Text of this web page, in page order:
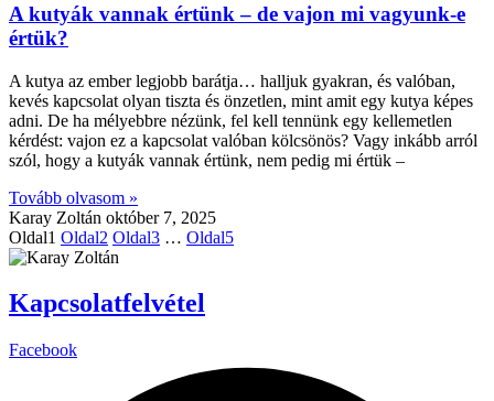
A kutyák vannak értünk – de vajon mi vagyunk-e
értük?
A kutya az ember legjobb barátja… halljuk gyakran, és valóban,
kevés kapcsolat olyan tiszta és önzetlen, mint amit egy kutya képes
adni. De ha mélyebbre nézünk, fel kell tennünk egy kellemetlen
kérdést: vajon ez a kapcsolat valóban kölcsönös? Vagy inkább arról
szól, hogy a kutyák vannak értünk, nem pedig mi értük –
Tovább olvasom »
Karay Zoltán október 7, 2025
Oldal1 Oldal2 Oldal3 … Oldal5
Kapcsolatfelvétel
Facebook